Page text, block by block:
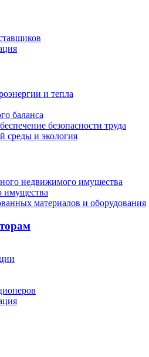
и тепла
баланса
безопасности труда
и экология
недвижимого имущества
имущества
материалов и оборудования